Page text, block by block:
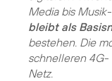
Media bis
bleibt als
bestehen. Die
schnelleren 4G-
Netz.